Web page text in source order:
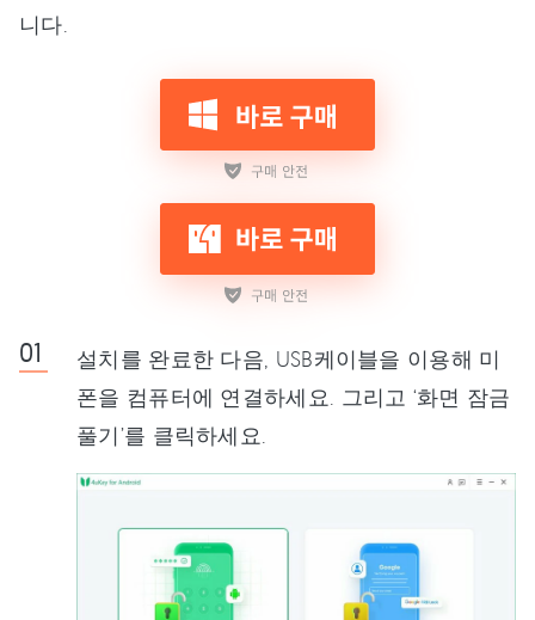
니다.
설치를 완료한 다음, USB케이블을 이용해 미
폰을 컴퓨터에 연결하세요. 그리고 ‘화면 잠금
풀기’를 클릭하세요.